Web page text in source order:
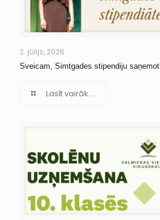
2. jūlijs, 2026
Sveicam, Simtgades stipendiju saņemot
Lasīt vairāk...